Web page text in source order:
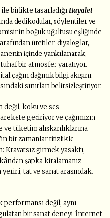
birlikte tasarladığıHayalet
dedikodular, söylentiler ve
boğuk uğultusu eşliğinde
üretilen diyaloglar,
içinde yankılanarak,
bir atmosfer yaratıyor.
çağın dağınık bilgi akışını
sınırları belirsizleştiriyor.
değil, koku ve ses
geçiriyor ve çağımızın
ve tüketim alışkanlıklarına
bir zamanlar titizlikle
Kravatsız girmek yasaktı,
şapka kiralamanız
tat ve sanat arasındaki
performansı değil; aynı
bir sanat deneyi. İnternet